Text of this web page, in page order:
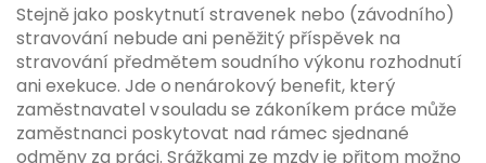
Stejně jako poskytnutí stravenek nebo (závodního)
stravování nebude ani peněžitý příspěvek na
stravování předmětem soudního výkonu rozhodnutí
ani exekuce. Jde o nenárokový benefit, který
zaměstnavatel v souladu se zákoníkem práce může
zaměstnanci poskytovat nad rámec sjednané
odměny za práci. Srážkami ze mzdy je přitom možno